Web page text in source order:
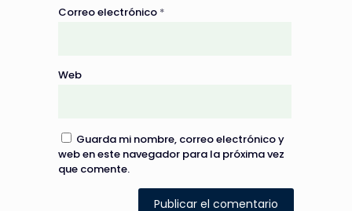
Correo electrónico *
Web
Guarda mi nombre, correo electrónico y
web en este navegador para la próxima vez
que comente.